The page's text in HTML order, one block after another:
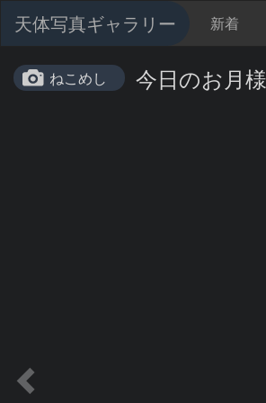
天体写真ギャラリー 新着
ねこめし 今日のお月様